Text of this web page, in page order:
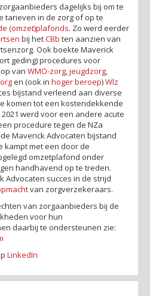
dagelijks bij om te
tarieven in de zorg of op te
(omzet)plafonds. Zo werd eerder
bij hetCBb ten aanzien van
Ook boekte Maverick
geding) procedures voor
van WMO-zorg jeugdzorg
en (ook in hoger beroep)Wlz
bijstand verleend aan diverse
komen tot een kostendekkende
werd voor een andere acute
procedure tegen de NZa
Maverick Advocaten bijstand
kampt met een door de
omzetplafond onder
handhavend op te treden.
Advocaten succes in de strijd
van zorgverzekeraars.
van zorgaanbieders bij de
voor hun
daarbij te ondersteunen zie:
LinkedIn